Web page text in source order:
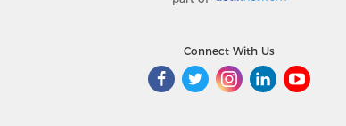
Connect With Us